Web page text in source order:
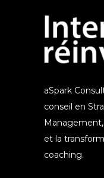
aSpark
conseil en
Management,
et la
coaching.